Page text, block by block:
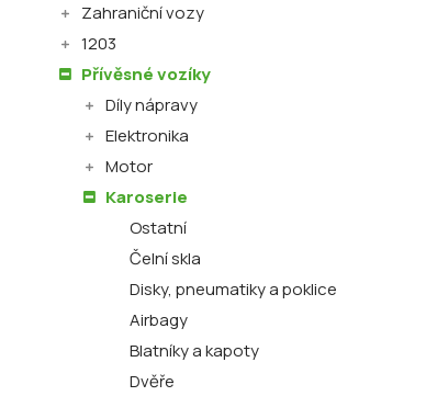
Zahraniční vozy
1203
Přívěsné vozíky
Díly nápravy
Elektronika
Motor
Karoserie
Ostatní
Čelní skla
Disky, pneumatiky a poklice
Airbagy
Blatníky a kapoty
Dvěře